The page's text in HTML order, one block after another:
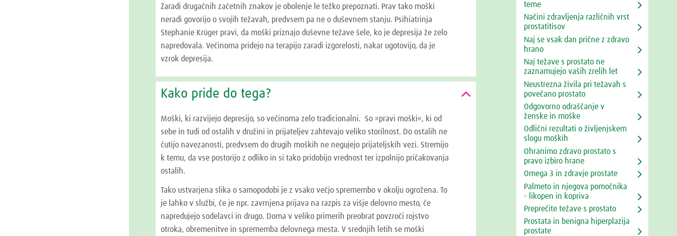
Zaradi drugačnih začetnih znakov je obolenje le težko prepoznati. Prav tako moški
neradi govorijo o svojih težavah, predvsem pa ne o duševnem stanju. Psihiatrinja
Stephanie Krüger pravi, da moški priznajo duševne težave šele, ko je depresija že zelo
napredovala. Večinoma pridejo na terapijo zaradi izgorelosti, nakar ugotovijo, da je
vzrok depresija.
Kako pride do tega?
Moški, ki razvijejo depresijo, so večinoma zelo tradicionalni. So »pravi moški«, ki od
sebe in tudi od ostalih v družini in prijateljev zahtevajo veliko storilnost. Do ostalih ne
čutijo navezanosti, predvsem do drugih moških ne negujejo prijateljskih vezi. Stremijo
k temu, da vse postorijo z odliko in si tako pridobijo vrednost ter izpolnijo pričakovanja
ostalih.
Tako ustvarjena slika o samopodobi je z vsako večjo spremembo v okolju ogrožena. To
je lahko v službi, če je npr. zavrnjena prijava na razpis za višje delovno mesto, če
napredujejo sodelavci in drugo. Doma v veliko primerih preobrat povzroči rojstvo
otroka, obremenitve in sprememba delovnega mesta. V srednjih letih se moški
teme
Načini zdravljenja različnih vrst
prostatitisov
Naj se vsak dan prične z zdravo
hrano
Naj težave s prostato ne
zaznamujejo vaših zrelih let
Neustrezna živila pri težavah s
povečano prostato
Odgovorno odraščanje v
ženske in moške
Odlični rezultati o življenjskem
slogu moških
Ohranimo zdravo prostato s
pravo izbiro hrane
Omega 3 in zdravje prostate
Palmeto in njegova pomočnika
- likopen in kopriva
Preprečite težave s prostato
Prostata in benigna hiperplazija
prostate